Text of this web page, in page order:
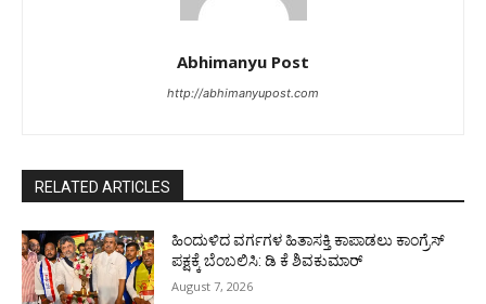
Abhimanyu Post
http://abhimanyupost.com
RELATED ARTICLES
ಹಿಂದುಳಿದ ವರ್ಗಗಳ ಹಿತಾಸಕ್ತಿ ಕಾಪಾಡಲು ಕಾಂಗ್ರೆಸ್
ಪಕ್ಷಕ್ಕೆ ಬೆಂಬಲಿಸಿ: ಡಿ ಕೆ ಶಿವಕುಮಾರ್
August 7, 2026